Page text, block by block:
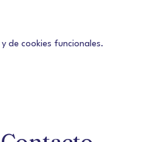
de cookies funcionales.